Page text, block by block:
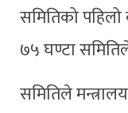
समितिको
७५ घण्टा
समितिले